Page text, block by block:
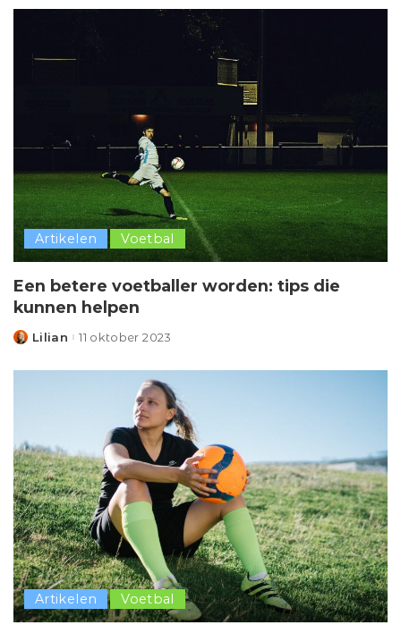
Artikelen Voetbal
Een betere voetballer worden: tips die
kunnen helpen
Posted
Lilian 11 oktober 2023
Artikelen Voetbal